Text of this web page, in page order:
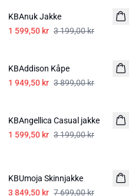
KBAnuk Jakke
1 599,50 kr 3 199,00 kr
KBAddison Kåpe
1 949,50 kr 3 899,00 kr
KBAngellica Casual jakke
1 599,50 kr 3 199,00 kr
KBUmoja Skinnjakke
3 849,50 kr 7 699,00 kr